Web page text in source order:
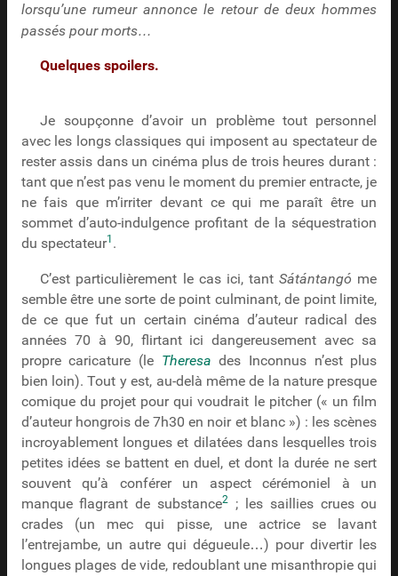
lorsqu’une rumeur annonce le retour de deux hommes
passés pour morts…
Quelques spoilers.
Je soupçonne d’avoir un problème tout personnel
avec les longs classiques qui imposent au spectateur de
rester assis dans un cinéma plus de trois heures durant :
tant que n’est pas venu le moment du premier entracte, je
ne fais que m’irriter devant ce qui me paraît être un
sommet d’auto-indulgence profitant de la séquestration
du spectateur1 .
C’est particulièrement le cas ici, tantSátántangó me
semble être une sorte de point culminant, de point limite,
de ce que fut un certain cinéma d’auteur radical des
années 70 à 90, flirtant ici dangereusement avec sa
propre caricature (le Theresa des Inconnus n’est plus
bien loin). Tout y est, au-delà même de la nature presque
comique du projet pour qui voudrait le pitcher (« un film
d’auteur hongrois de 7h30 en noir et blanc ») : les scènes
incroyablement longues et dilatées dans lesquelles trois
petites idées se battent en duel, et dont la durée ne sert
souvent qu’à conférer un aspect cérémoniel à un
manque flagrant de substance2
; les saillies crues ou
crades (un mec qui pisse, une actrice se lavant
l’entrejambe, un autre qui dégueule…) pour divertir les
longues plages de vide, redoublant une misanthropie qui